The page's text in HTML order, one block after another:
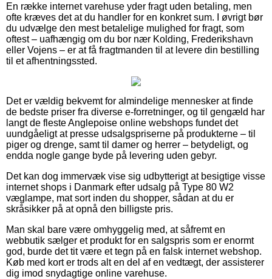
En række internet varehuse yder fragt uden betaling, men
ofte kræves det at du handler for en konkret sum. I øvrigt bør
du udvælge den mest betalelige mulighed for fragt, som
oftest – uafhængig om du bor nær Kolding, Frederikshavn
eller Vojens – er at få fragtmanden til at levere din bestilling
til et afhentningssted.
Det er vældig bekvemt for almindelige mennesker at finde
de bedste priser fra diverse e-forretninger, og til gengæld har
langt de fleste Anglepoise online webshops fundet det
uundgåeligt at presse udsalgspriserne på produkterne – til
piger og drenge, samt til damer og herrer – betydeligt, og
endda nogle gange byde på levering uden gebyr.
Det kan dog immervæk vise sig udbytterigt at besigtige visse
internet shops i Danmark efter udsalg på Type 80 W2
væglampe, mat sort inden du shopper, sådan at du er
skråsikker på at opnå den billigste pris.
Man skal bare være omhyggelig med, at såfremt en
webbutik sælger et produkt for en salgspris som er enormt
god, burde det tit være et tegn på en falsk internet webshop.
Køb med kort er trods alt en del af en vedtægt, der assisterer
dig imod snydagtige online varehuse.